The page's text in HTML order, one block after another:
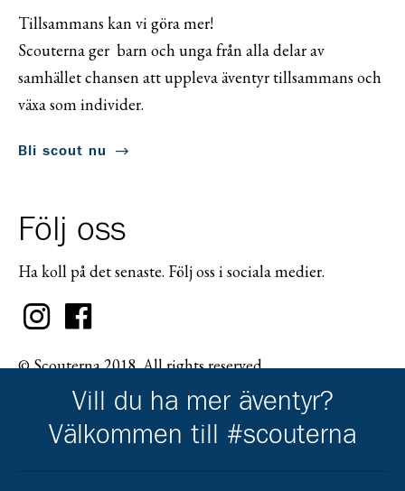
Tillsammans kan vi göra mer!
Scouterna ger barn och unga från alla delar av
samhället chansen att uppleva äventyr tillsammans och
växa som individer.
Bli scout nu
Följ oss
Ha koll på det senaste. Följ oss i sociala medier.
© Scouterna 2018. All rights reserved.
Vill du ha mer äventyr?
Välkommen till #scouterna